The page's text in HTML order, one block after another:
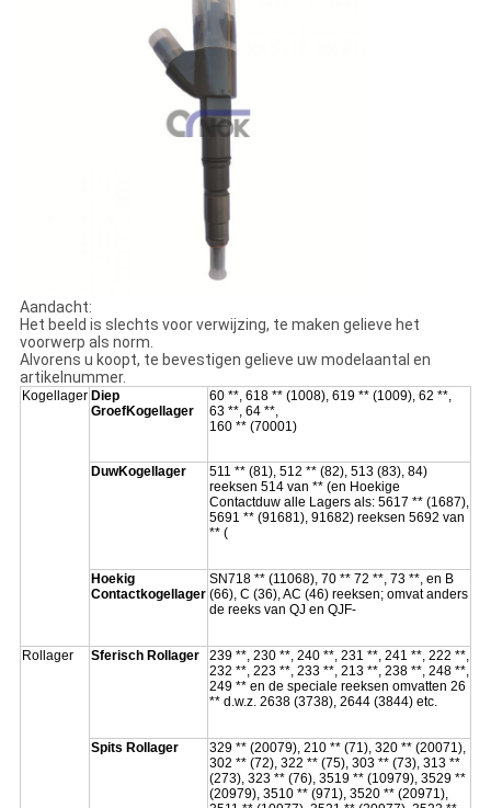
Aandacht:
Het beeld is slechts voor verwijzing, te maken gelieve het
voorwerp als norm.
Alvorens u koopt, te bevestigen gelieve uw modelaantal en
artikelnummer.
Kogellager Diep
GroefKogellager
60 **, 618 ** (1008), 619 ** (1009), 62 **,
63 **, 64 **,
160 ** (70001)
DuwKogellager
511 ** (81), 512 ** (82), 513 (83), 84)
reeksen 514 van ** (en Hoekige
Contactduw alle Lagers als: 5617 ** (1687),
5691 ** (91681), 91682) reeksen 5692 van
** (
Hoekig
Contactkogellager
SN718 ** (11068), 70 ** 72 **, 73 **, en B
(66), C (36), AC (46) reeksen; omvat anders
de reeks van QJ en QJF-
Rollager Sferisch Rollager
239 **, 230 **, 240 **, 231 **, 241 **, 222 **,
232 **, 223 **, 233 **, 213 **, 238 **, 248 **,
249 ** en de speciale reeksen omvatten 26
** d.w.z. 2638 (3738), 2644 (3844) etc.
Spits Rollager
329 ** (20079), 210 ** (71), 320 ** (20071),
302 ** (72), 322 ** (75), 303 ** (73), 313 **
(273), 323 ** (76), 3519 ** (10979), 3529 **
(20979), 3510 ** (971), 3520 ** (20971),